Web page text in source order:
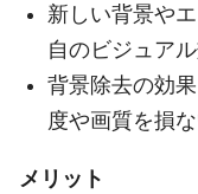
新しい背景や
自のビジュア
背景除去の効
度や画質を損な
メリット